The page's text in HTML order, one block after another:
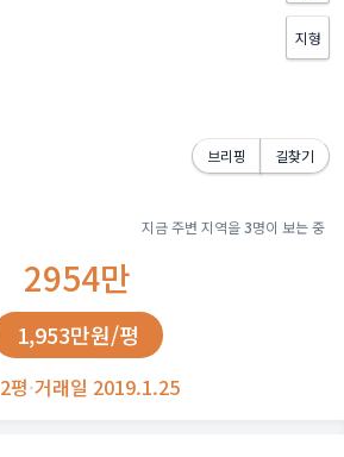
지형
브리핑 길찾기
지금 주변 지역을3명이 보는 중
2954만
1,953만원/평
2평·거래일 2019.1.25